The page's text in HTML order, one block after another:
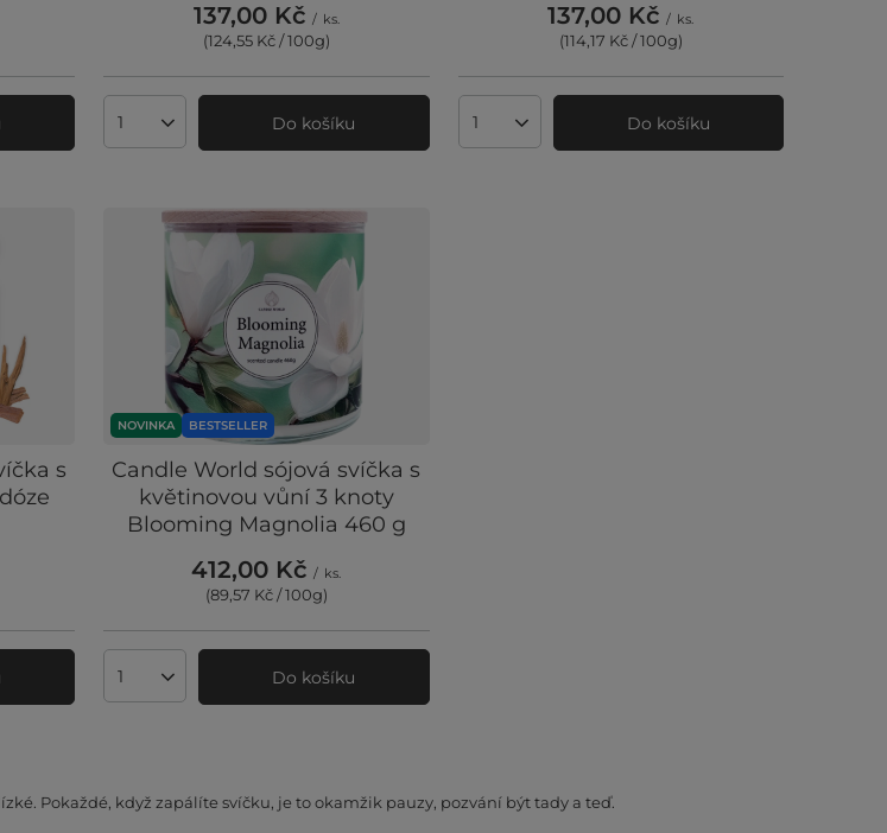
137,00 Kč / ks.
(124,55 Kč / 100g)
Množství produktůDo košíku
137,00 Kč / ks.
(114,17 Kč / 100g)
Množství produktůDo košíku
s
NOVINKA BESTSELLER
Candle World sójová svíčka s
květinovou vůní 3 knoty
Blooming Magnolia 460 g
412,00 Kč / ks.
(89,57 Kč / 100g)
Množství produktůDo košíku
Pokaždé, když zapálíte svíčku, je to okamžik pauzy, pozvání být tady a teď.